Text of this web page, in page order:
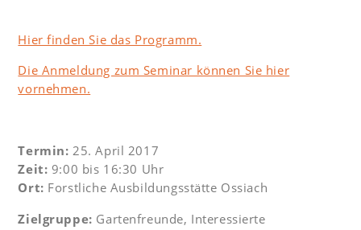
Hier finden Sie das Programm.
Die Anmeldung zum Seminar können Sie hier
vornehmen.
Termin: 25. April 2017
Zeit: 9:00 bis 16:30 Uhr
Ort: Forstliche Ausbildungsstätte Ossiach
Zielgruppe: Gartenfreunde, Interessierte